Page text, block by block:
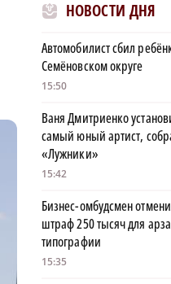
НОВОСТИ ДНЯ
Автомобилист сбил
Семёновском округе
15:50
Ваня Дмитриенко
самый юный артист,
«Лужники»
15:42
Бизнес-омбудсмен
штраф 250 тысяч для
типографии
15:35